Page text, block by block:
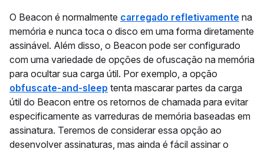
O Beacon é normalmente carregado refletivamente na
memória e nunca toca o disco em uma forma diretamente
assinável. Além disso, o Beacon pode ser configurado
com uma variedade de opções de ofuscação na memória
para ocultar sua carga útil. Por exemplo, a opção
obfuscate-and-sleep tenta mascarar partes da carga
útil do Beacon entre os retornos de chamada para evitar
especificamente as varreduras de memória baseadas em
assinatura. Teremos de considerar essa opção ao
desenvolver assinaturas, mas ainda é fácil assinar o